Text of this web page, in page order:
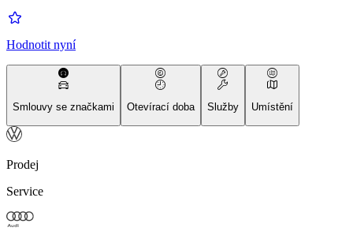
Hodnotit nyní
Smlouvy se značkami Otevírací doba Služby Umístění
Prodej
Service